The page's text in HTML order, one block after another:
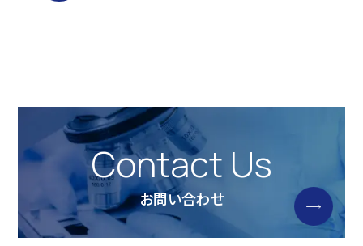
Contact Us
お問い合わせ